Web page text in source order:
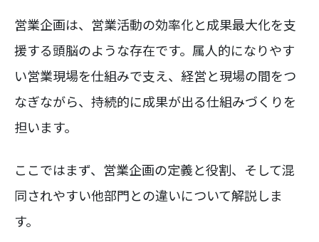
営業企画は、営業活動の効率化と成果最大化を支
援する頭脳のような存在です。属人的になりやす
い営業現場を仕組みで支え、経営と現場の間をつ
なぎながら、持続的に成果が出る仕組みづくりを
担います。
ここではまず、営業企画の定義と役割、そして混
同されやすい他部門との違いについて解説しま
す。